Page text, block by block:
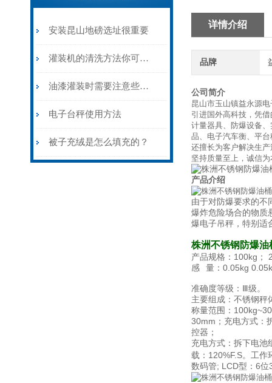
安装昆山地磅选址很重要
灌装机的清洗方法你可得认真学学
油漆灌装时需要注意些什么？
电子台秤使用方法
被子充绒是怎么填充的？
详情介绍
品牌
公司简介
昆山市玉山镇益永源
引进国外高科技，凭
计量器具、防爆设备
品、电子汽车衡、平
还擅长为客户解决生
坚持质量至上，诚信
产品介绍
由于对防爆要求的不
爆炸危险场合的物质
爆电子吊秤，特别适
株洲不锈钢防爆油
产品规格：100kg；
感
量：0.05kg
准确度等级：Ⅲ级。
主要组成：不锈钢秤
称量范围：
30mm；充电方式：
控器；
充电方式：拆下电池
载：120%F.S。工作
数码管; LCD型：6